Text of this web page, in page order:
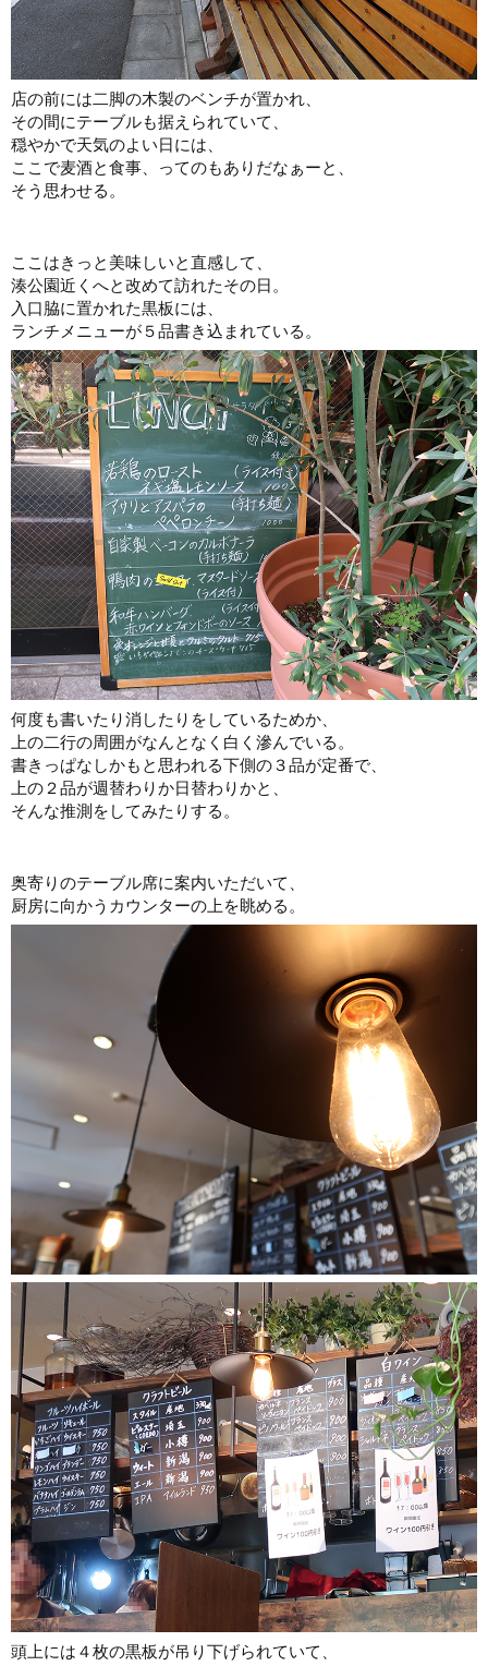
店の前には二脚の木製のベンチが置かれ、
その間にテーブルも据えられていて、
穏やかで天気のよい日には、
ここで麦酒と食事、ってのもありだなぁーと、
そう思わせる。
ここはきっと美味しいと直感して、
湊公園近くへと改めて訪れたその日。
入口脇に置かれた黒板には、
ランチメニューが５品書き込まれている。
何度も書いたり消したりをしているためか、
上の二行の周囲がなんとなく白く滲んでいる。
書きっぱなしかもと思われる下側の３品が定番で、
上の２品が週替わりか日替わりかと、
そんな推測をしてみたりする。
奥寄りのテーブル席に案内いただいて、
厨房に向かうカウンターの上を眺める。
頭上には４枚の黒板が吊り下げられていて、